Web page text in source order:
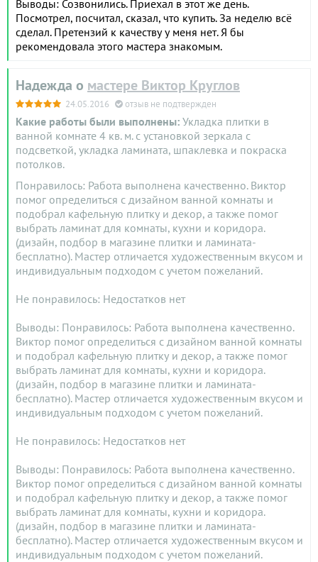
Выводы: Созвонились. Приехал в этот же день.
Посмотрел, посчитал, сказал, что купить. За неделю всё
сделал. Претензий к качеству у меня нет. Я бы
рекомендовала этого мастера знакомым.
Надежда о мастере Виктор Круглов
24.05.2016 отзыв не подтвержден
Какие работы были выполнены: Укладка плитки в
ванной комнате 4 кв. м. с установкой зеркала с
подсветкой, укладка ламината, шпаклевка и покраска
потолков.
Понравилось: Работа выполнена качественно. Виктор
помог определиться с дизайном ванной комнаты и
подобрал кафельную плитку и декор, а также помог
выбрать ламинат для комнаты, кухни и коридора.
(дизайн, подбор в магазине плитки и ламината-
бесплатно). Мастер отличается художественным вкусом и
индивидуальным подходом с учетом пожеланий.
Не понравилось: Недостатков нет
Выводы: Понравилось: Работа выполнена качественно.
Виктор помог определиться с дизайном ванной комнаты
и подобрал кафельную плитку и декор, а также помог
выбрать ламинат для комнаты, кухни и коридора.
(дизайн, подбор в магазине плитки и ламината-
бесплатно). Мастер отличается художественным вкусом и
индивидуальным подходом с учетом пожеланий.
Не понравилось: Недостатков нет
Выводы: Понравилось: Работа выполнена качественно.
Виктор помог определиться с дизайном ванной комнаты
и подобрал кафельную плитку и декор, а также помог
выбрать ламинат для комнаты, кухни и коридора.
(дизайн, подбор в магазине плитки и ламината-
бесплатно). Мастер отличается художественным вкусом и
индивидуальным подходом с учетом пожеланий.